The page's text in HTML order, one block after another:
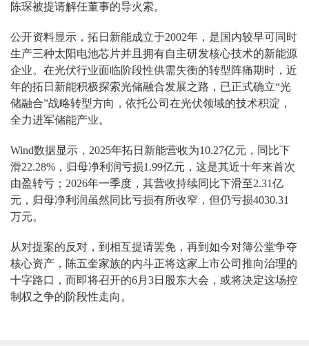
陈琛被提请解任董事的导火索。
公开资料显示，拓日新能成立于2002年，是国内较早可同时
生产三种太阳电池芯片并且拥有自主研发核心技术的新能源
企业。在光伏行业面临阶段性供需失衡的转型阵痛期时，近
年的拓日新能积极探索光储融合发展之路，已正式确立“光
储融合”战略转型方向，依托公司在光伏领域的技术积淀，
全力进军储能产业。
Wind数据显示，2025年拓日新能营收为10.27亿元，同比下
滑22.28%，归母净利润亏损1.99亿元，这是其近十年来首次
由盈转亏；2026年一季度，其营收持续同比下滑至2.31亿
元，归母净利润虽然同比亏损有所收窄，但仍亏损4030.31
万元。
从对提案的反对，到相互提请罢免，再到如今对簿公堂争夺
核心资产，陈五奎家族的内斗正将这家上市公司推向治理的
十字路口，而即将召开的6月3日股东大会，或将决定这场控
制权之争的阶段性走向。